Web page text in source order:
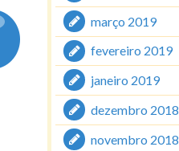
março 2019
fevereiro 2019
janeiro 2019
dezembro 2018
novembro 2018